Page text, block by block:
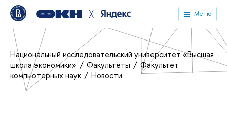
╳ Меню
Национальный исследовательский университет «Высшая
школа экономики»
Факультеты
Факультет
компьютерных наук
Новости